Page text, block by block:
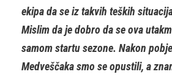
ekipa da se iz takvih teških
Mislim da je dobro da se ova
samom startu sezone. Nakon
Medveščaka smo se opustili, a